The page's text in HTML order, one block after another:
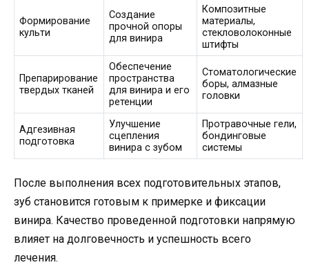
Формирование
культи
Создание
прочной опоры
для винира
Композитные
материалы,
стекловолоконные
штифты
Препарирование
твердых тканей
Обеспечение
пространства
для винира и его
ретенции
Стоматологические
боры, алмазные
головки
Адгезивная
подготовка
Улучшение
сцепления
винира с зубом
Протравочные гели,
бондинговые
системы
После выполнения всех подготовительных этапов,
зуб становится готовым к примерке и фиксации
винира. Качество проведенной подготовки напрямую
влияет на долговечность и успешность всего
лечения.